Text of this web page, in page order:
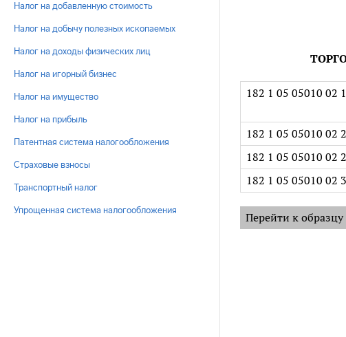
Налог на добавленную стоимость
Налог на добычу полезных ископаемых
Налог на доходы физических лиц
Налог на игорный бизнес
Налог на имущество
Налог на прибыль
Патентная система налогообложения
Страховые взносы
Транспортный налог
Упрощенная система налогообложения
182 1 05 05010 02
182 1 05 05010 02
182 1 05 05010 02
182 1 05 05010 02
Перейти к